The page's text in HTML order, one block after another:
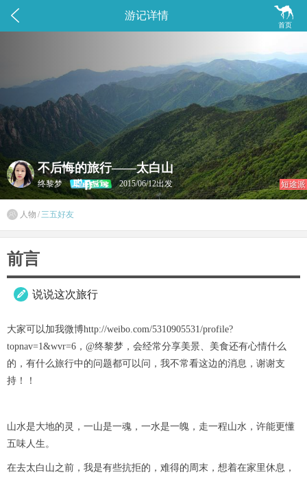
 
首页
游记详情
不后悔的旅行——太白山
终黎梦 2015/06/12出发 短途派
 人物 / 三五好友
前言
 说说这次旅行
大家可以加我微博http://weibo.com/5310905531/profile?
topnav=1&wvr=6，@终黎梦，会经常分享美景、美食还有心情什么
的，有什么旅行中的问题都可以问，我不常看这边的消息，谢谢支
持！！
山水是大地的灵，一山是一魂，一水是一魄，走一程山水，许能更懂
五味人生。
在去太白山之前，我是有些抗拒的，难得的周末，想着在家里休息，